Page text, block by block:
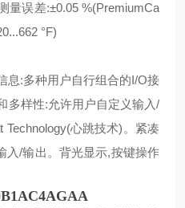
量误差:±0.05 %(PremiumCa
°F)
息:多种用户自行组合的I/O接
多样性:允许用户自定义输入/
Technology(心跳技术)。紧凑
入/输出。背光显示,按键操作